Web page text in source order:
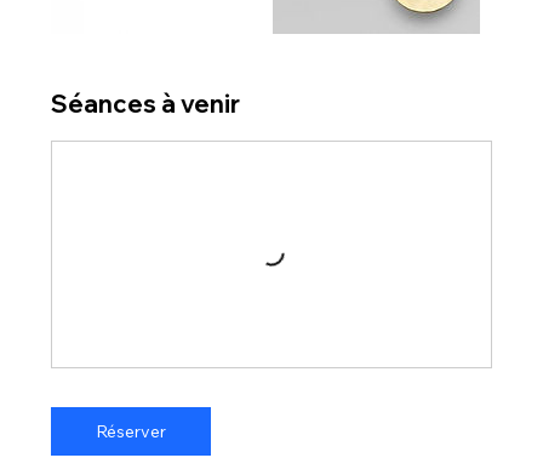
Séances à venir
Réserver